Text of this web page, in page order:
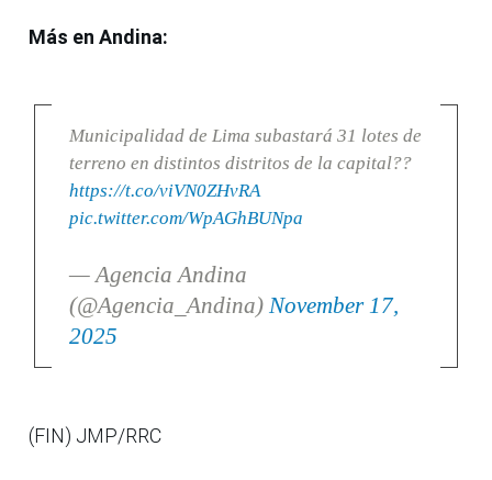
Más en Andina:
Municipalidad de Lima subastará 31 lotes de
terreno en distintos distritos de la capital??
https://t.co/viVN0ZHvRA
pic.twitter.com/WpAGhBUNpa
— Agencia Andina
(@Agencia_Andina) November 17,
2025
(FIN) JMP/RRC